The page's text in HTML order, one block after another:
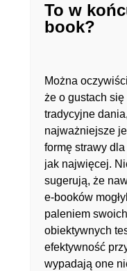
To w
book?
Można
że o gustach
tradycyjne
najważniejsze
formę strawy
jak najwięcej.
sugerują, że
e-booków
paleniem
obiektywnych
efektywność
wypadają one